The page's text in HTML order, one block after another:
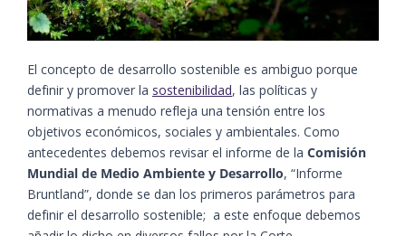
El concepto de desarrollo sostenible es ambiguo porque
definir y promover la sostenibilidad, las políticas y
normativas a menudo refleja una tensión entre los
objetivos económicos, sociales y ambientales. Como
antecedentes debemos revisar el informe de la Comisión
Mundial de Medio Ambiente y Desarrollo, “Informe
Bruntland”, donde se dan los primeros parámetros para
definir el desarrollo sostenible; a este enfoque debemos